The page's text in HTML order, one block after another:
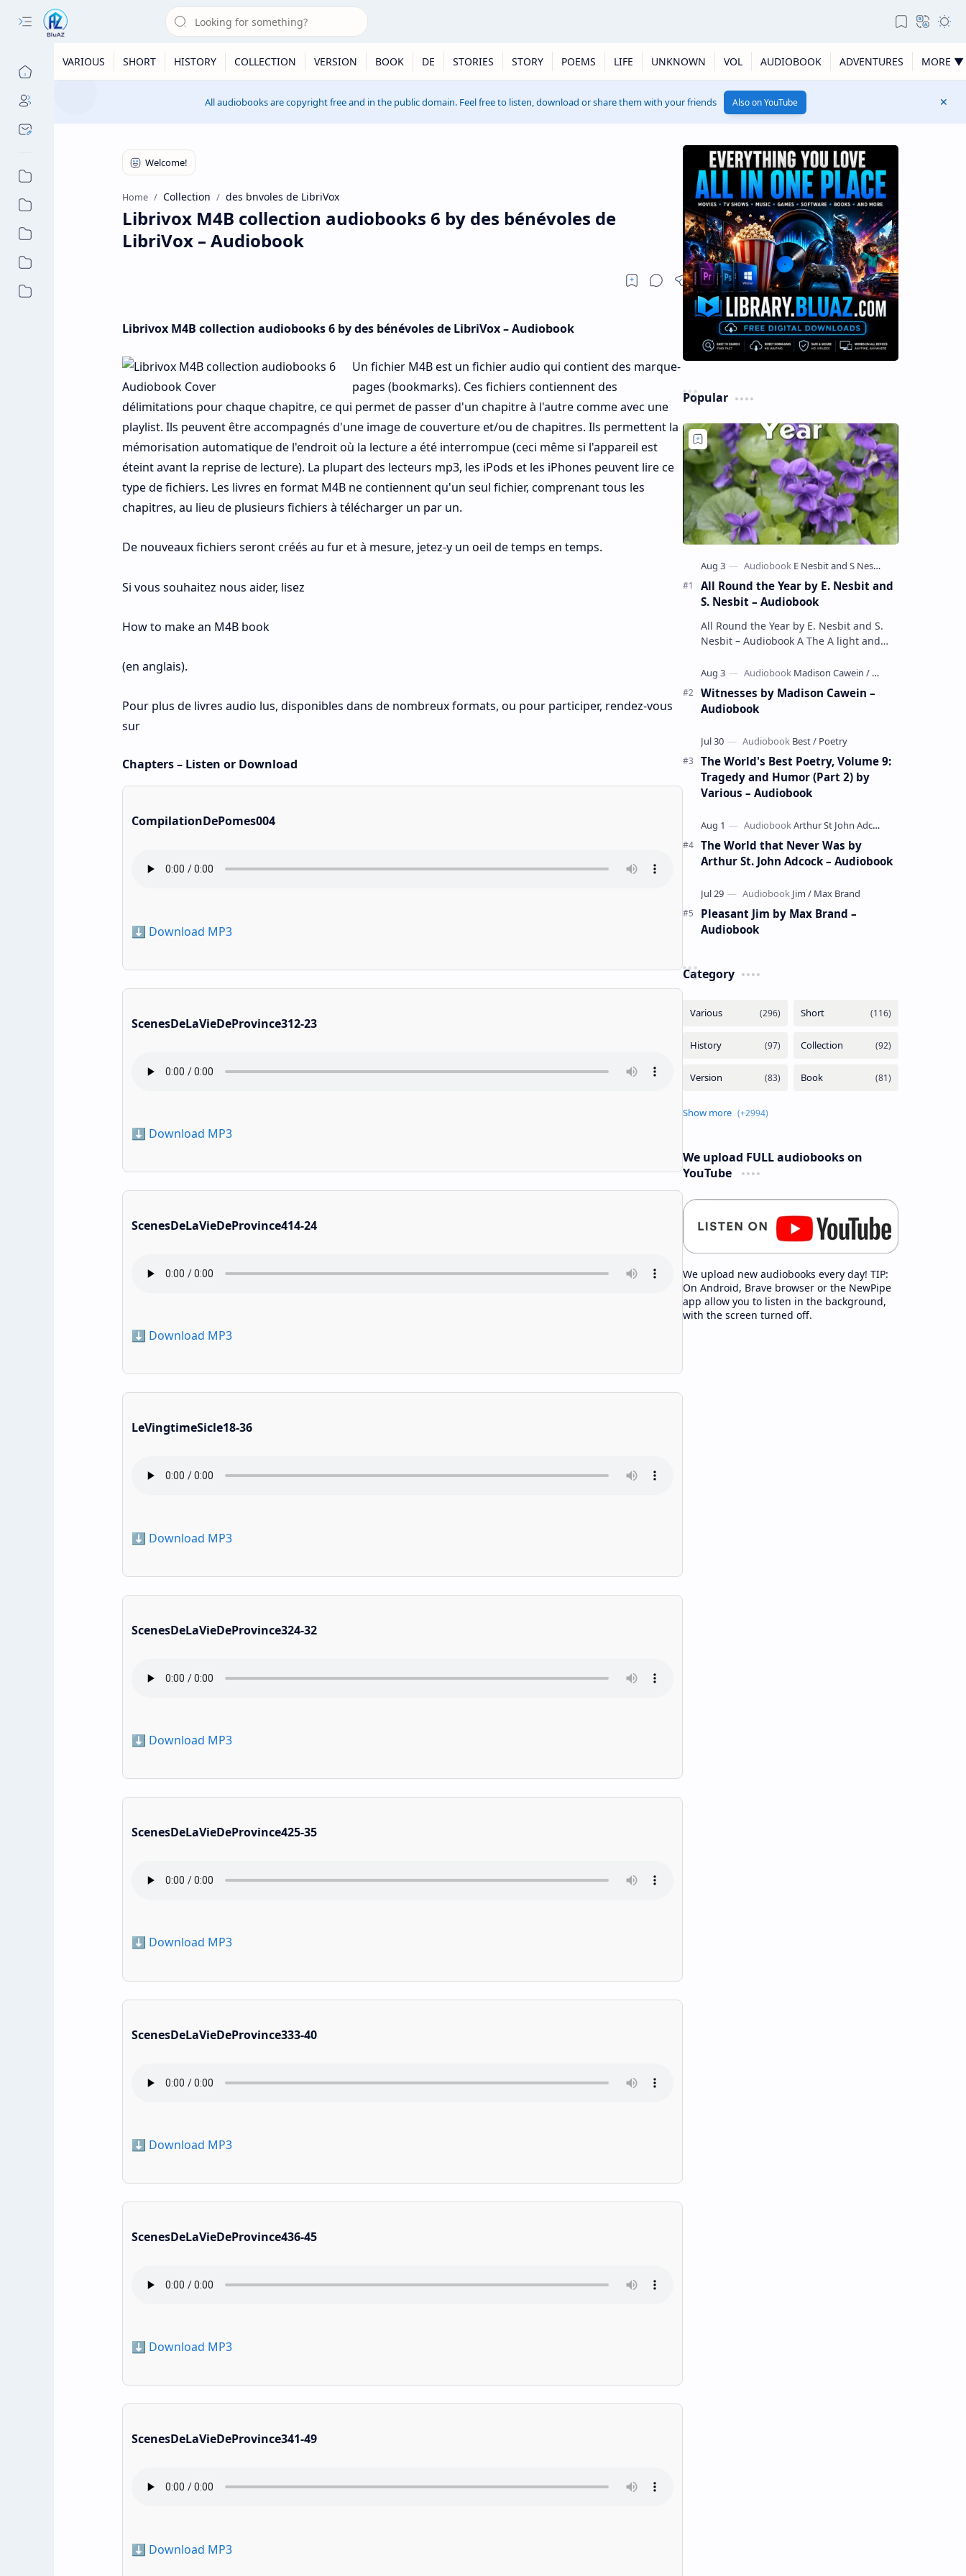
VARIOUS SHORT HISTORY COLLECTION VERSION BOOK DE STORIES STORY POEMS LIFE UNKNOWN VOL AUDIOBOOK ADVENTURES MORE ▼
All audiobooks are copyright free and in the public domain. Feel free to listen, download or share them with your friends Also on YouTube
Home Collection des bnvoles de LibriVox
Librivox M4B collection audiobooks 6 by des bénévoles de
LibriVox – Audiobook
Librivox M4B collection audiobooks 6 by des bénévoles de LibriVox – Audiobook
Un fichier M4B est un fichier audio qui contient des marque-
pages (bookmarks). Ces fichiers contiennent des
délimitations pour chaque chapitre, ce qui permet de passer d'un chapitre à l'autre comme avec une
playlist. Ils peuvent être accompagnés d'une image de couverture et/ou de chapitres. Ils permettent la
mémorisation automatique de l'endroit où la lecture a été interrompue (ceci même si l'appareil est
éteint avant la reprise de lecture). La plupart des lecteurs mp3, les iPods et les iPhones peuvent lire ce
type de fichiers. Les livres en format M4B ne contiennent qu'un seul fichier, comprenant tous les
chapitres, au lieu de plusieurs fichiers à télécharger un par un.
De nouveaux fichiers seront créés au fur et à mesure, jetez-y un oeil de temps en temps.
Si vous souhaitez nous aider, lisez
How to make an M4B book
(en anglais).
Pour plus de livres audio lus, disponibles dans de nombreux formats, ou pour participer, rendez-vous
sur
Chapters – Listen or Download
CompilationDePomes004
⬇️ Download MP3
ScenesDeLaVieDeProvince312-23
⬇️ Download MP3
ScenesDeLaVieDeProvince414-24
⬇️ Download MP3
LeVingtimeSicle18-36
⬇️ Download MP3
ScenesDeLaVieDeProvince324-32
⬇️ Download MP3
ScenesDeLaVieDeProvince425-35
⬇️ Download MP3
ScenesDeLaVieDeProvince333-40
⬇️ Download MP3
ScenesDeLaVieDeProvince436-45
⬇️ Download MP3
ScenesDeLaVieDeProvince341-49
⬇️ Download MP3
Popular
All Round the Year by E. Nesbit and
S. Nesbit – Audiobook
All Round the Year by E. Nesbit and S.
Nesbit – Audiobook A The A light and
celebrated children's author …
Witnesses by Madison Cawein –
Audiobook
The World's Best Poetry, Volume 9:
Tragedy and Humor (Part 2) by
Various – Audiobook
The World that Never Was by
Arthur St. John Adcock – Audiobook
Pleasant Jim by Max Brand –
Audiobook
Category
We upload FULL audiobooks on
YouTube
We upload new audiobooks every day! TIP:
On Android, Brave browser or the NewPipe
app allow you to listen in the background,
with the screen turned off.